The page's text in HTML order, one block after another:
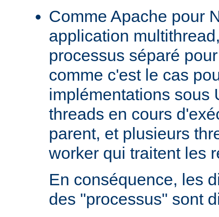
Comme Apache pour
application
processus séparé
comme c'est le cas
implémentations sous
threads en cours
parent, et plusieurs
worker qui traitent les
En conséquence, les
des "processus" sont